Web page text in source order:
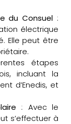
du Consuel :
électrique
Elle peut être
étapes
incluant la
d’Enedis, et
: Avec le
s’effectuer à